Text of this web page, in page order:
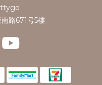
路671号5樓